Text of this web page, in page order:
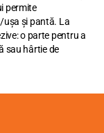
permite
ușa și pantă. La
o parte pentru a
sau hârtie de